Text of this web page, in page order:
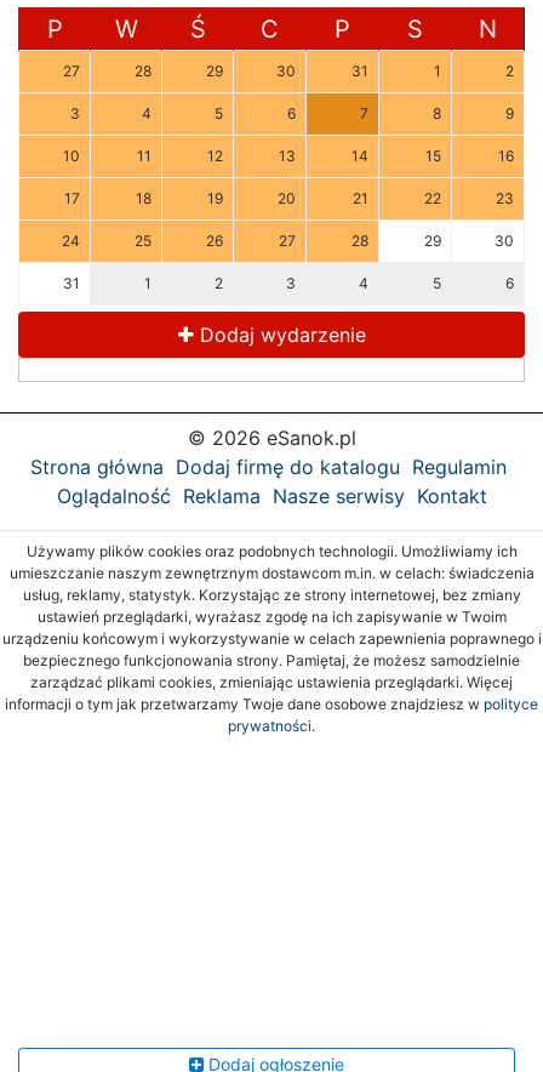
P W Ś C P S N
27 28 29 30 31 1 2
3 4 5 6 7 8 9
10 11 12 13 14 15 16
17 18 19 20 21 22 23
24 25 26 27 28 29 30
31 1 2 3 4 5 6
Dodaj wydarzenie
© 2026 eSanok.pl
Strona główna Dodaj firmę do katalogu Regulamin
Oglądalność Reklama Nasze serwisy Kontakt
Używamy plików cookies oraz podobnych technologii. Umożliwiamy ich
umieszczanie naszym zewnętrznym dostawcom m.in. w celach: świadczenia
usług, reklamy, statystyk. Korzystając ze strony internetowej, bez zmiany
ustawień przeglądarki, wyrażasz zgodę na ich zapisywanie w Twoim
urządzeniu końcowym i wykorzystywanie w celach zapewnienia poprawnego i
bezpiecznego funkcjonowania strony. Pamiętaj, że możesz samodzielnie
zarządzać plikami cookies, zmieniając ustawienia przeglądarki. Więcej
informacji o tym jak przetwarzamy Twoje dane osobowe znajdziesz w polityce
prywatności.
Dodaj ogłoszenie